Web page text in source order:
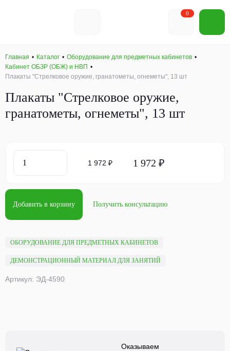
0
Главная Каталог
Оборудование для предметных кабинетов
Кабинет ОБЗР (ОБЖ) и НВП
Плакаты "Стрелковое оружие, гранатометы, огнеметы", 13 шт
Плакаты "Стрелковое оружие,
гранатометы, огнеметы", 13 шт
ОБОРУДОВАНИЕ ДЛЯ ПРЕДМЕТНЫХ КАБИНЕТОВ
ДЕМОНСТРАЦИОННЫЙ МАТЕРИАЛ ДЛЯ ЗАНЯТИЙ
Артикул: ЭД-4590
1 972 ₽ 1 972 ₽
Добавить в корзину Получить консультацию
Оказываем